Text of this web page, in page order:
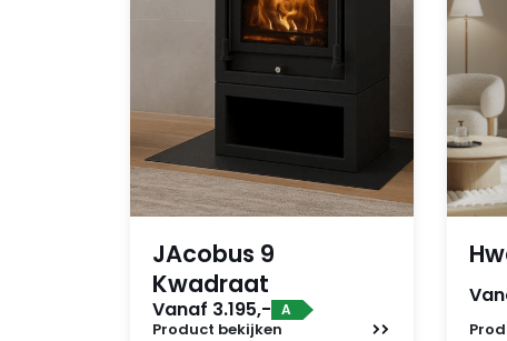
JAcobus 9
Kwadraat
Vanaf 3.195,- A
Product bekijken